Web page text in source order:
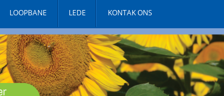
LOOPBANE LEDE KONTAK ONS